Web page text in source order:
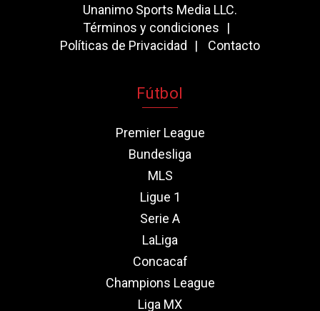
Unanimo Sports Media LLC.
Términos y condiciones
Políticas de Privacidad
Contacto
Fútbol
Premier League
Bundesliga
MLS
Ligue 1
Serie A
LaLiga
Concacaf
Champions League
Liga MX